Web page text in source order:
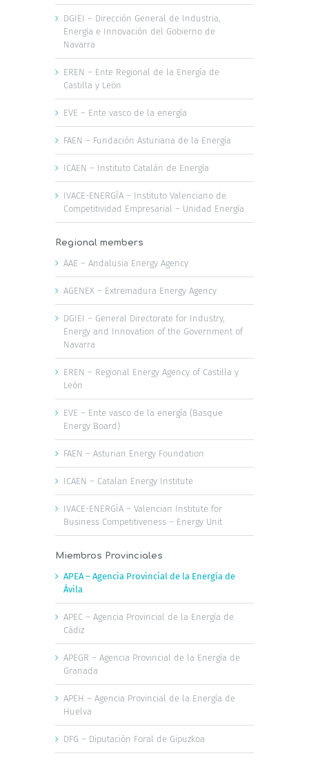
DGIEI – Dirección General de Industria,
Energía e Innovación del Gobierno de
Navarra
EREN – Ente Regional de la Energía de
Castilla y León
EVE – Ente vasco de la energía
FAEN – Fundación Asturiana de la Energía
ICAEN – Instituto Catalán de Energía
IVACE-ENERGÍA – Instituto Valenciano de
Competitividad Empresarial – Unidad Energía
Regional members
AAE – Andalusia Energy Agency
AGENEX – Extremadura Energy Agency
DGIEI – General Directorate for Industry,
Energy and Innovation of the Government of
Navarra
EREN – Regional Energy Agency of Castilla y
León
EVE – Ente vasco de la energía (Basque
Energy Board)
FAEN – Asturian Energy Foundation
ICAEN – Catalan Energy Institute
IVACE-ENERGÍA – Valencian Institute for
Business Competitiveness – Energy Unit
Miembros Provinciales
APEA – Agencia Provincial de la Energía de
Ávila
APEC – Agencia Provincial de la Energía de
Cádiz
APEGR – Agencia Provincial de la Energía de
Granada
APEH – Agencia Provincial de la Energía de
Huelva
DFG – Diputación Foral de Gipuzkoa